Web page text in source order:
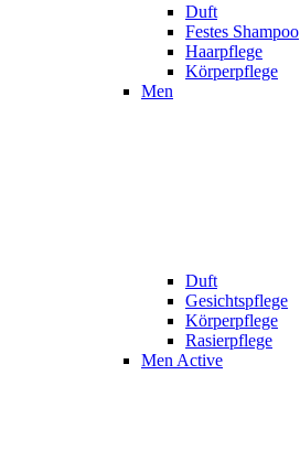
Duft
Festes Shampoo
Haarpflege
Körperpflege
Men
Duft
Gesichtspflege
Körperpflege
Rasierpflege
Men Active